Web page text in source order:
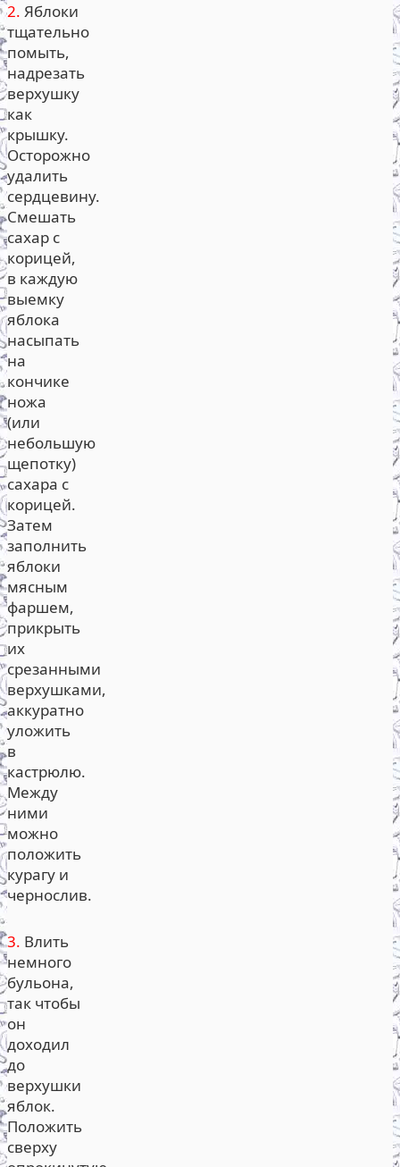
2. Яблоки
тщательно
помыть,
надрезать
верхушку
как
крышку.
Осторожно
удалить
сердцевину.
Смешать
сахар с
корицей,
в каждую
выемку
яблока
насыпать
на
кончике
ножа
(или
небольшую
щепотку)
сахара с
корицей.
Затем
заполнить
яблоки
мясным
фаршем,
прикрыть
их
срезанными
верхушками,
аккуратно
уложить
в
кастрюлю.
Между
ними
можно
положить
курагу и
чернослив.
3. Влить
немного
бульона,
так чтобы
он
доходил
до
верхушки
яблок.
Положить
сверху